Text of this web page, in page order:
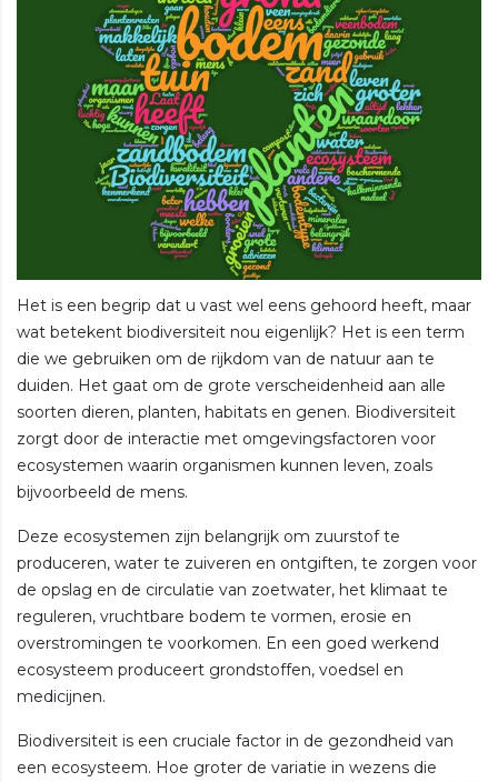
Het is een begrip dat u vast wel eens gehoord heeft, maar
wat betekent biodiversiteit nou eigenlijk? Het is een term
die we gebruiken om de rijkdom van de natuur aan te
duiden. Het gaat om de grote verscheidenheid aan alle
soorten dieren, planten, habitats en genen. Biodiversiteit
zorgt door de interactie met omgevingsfactoren voor
ecosystemen waarin organismen kunnen leven, zoals
bijvoorbeeld de mens.
Deze ecosystemen zijn belangrijk om zuurstof te
produceren, water te zuiveren en ontgiften, te zorgen voor
de opslag en de circulatie van zoetwater, het klimaat te
reguleren, vruchtbare bodem te vormen, erosie en
overstromingen te voorkomen. En een goed werkend
ecosysteem produceert grondstoffen, voedsel en
medicijnen.
Biodiversiteit is een cruciale factor in de gezondheid van
een ecosysteem. Hoe groter de variatie in wezens die